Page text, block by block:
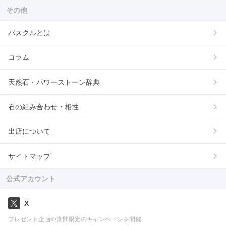
その他
パスクルとは
コラム
天然石・パワーストーン辞典
石の組み合わせ・相性
出店について
サイトマップ
公式アカウント
X
プレゼント企画や期間限定のキャンペーンを開催